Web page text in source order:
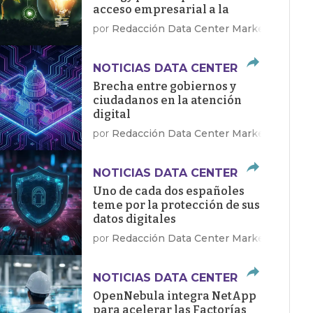
acceso empresarial a la
energía limpia
por Redacción Data Center Market
NOTICIAS DATA CENTER
Brecha entre gobiernos y
ciudadanos en la atención
digital
por Redacción Data Center Market
NOTICIAS DATA CENTER
Uno de cada dos españoles
teme por la protección de sus
datos digitales
por Redacción Data Center Market
NOTICIAS DATA CENTER
OpenNebula integra NetApp
para acelerar las Factorías